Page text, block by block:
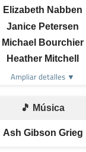
Elizabeth Nabben
Janice Petersen
Michael Bourchier
Heather Mitchell
Ampliar detalles ▼
🎵 Música
Ash Gibson Grieg